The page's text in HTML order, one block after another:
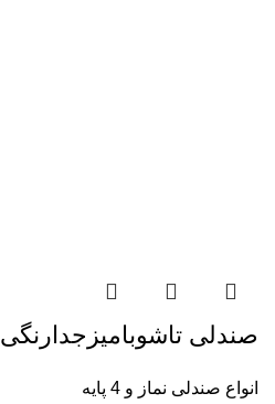
صندلی تاشوبامیزجدارنگی
انواع صندلی نماز و 4 پایه